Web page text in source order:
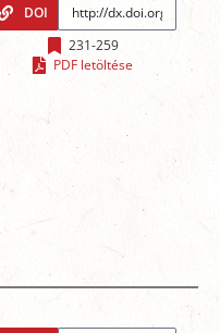
DOI
231-259
PDF letöltése